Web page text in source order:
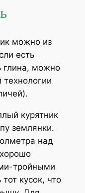
можно из
есть
глина, можно
курятник
землянки.
над
тройными
кусок, что